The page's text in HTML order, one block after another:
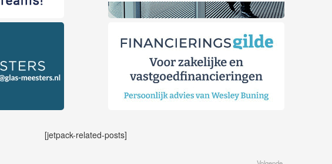
[jetpack-related-posts]